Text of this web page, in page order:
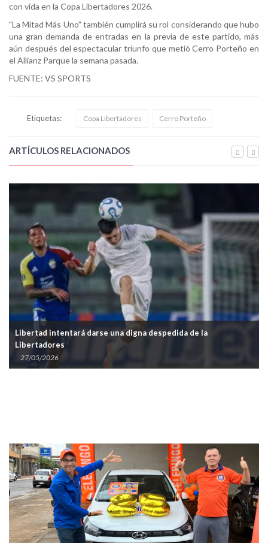
con vida en la Copa Libertadores 2026.
"La Mitad Más Uno" también cumplirá su rol considerando que hubo
una gran demanda de entradas en la previa de este partido, más
aún después del espectacular triunfo que metió Cerro Porteño en
el Allianz Parque la semana pasada.
FUENTE: VS SPORTS
Etiquetas: Copa Libertadores Cerro Porteño
ARTÍCULOS RELACIONADOS
Libertad intentará darse una digna despedida de la
Libertadores
27/05/2026